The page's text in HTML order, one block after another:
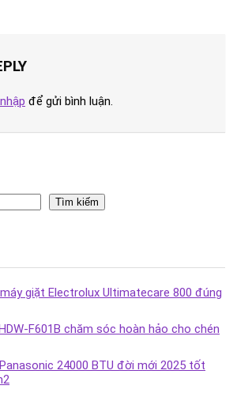
để gửi bình luận.
Tìm kiếm
giặt Electrolux Ultimatecare 800 đúng
F601B chăm sóc hoàn hảo cho chén
24000 BTU đời mới 2025 tốt